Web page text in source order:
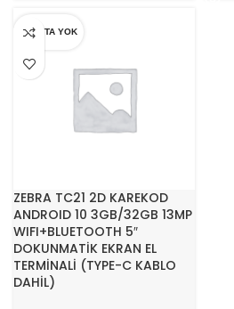
STOKTA YOK
ZEBRA TC21 2D KAREKOD
ANDROID 10 3GB/32GB 13MP
WIFI+BLUETOOTH 5″
DOKUNMATİK EKRAN EL
TERMİNALİ (TYPE-C KABLO
DAHİL)